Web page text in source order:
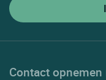
Contact